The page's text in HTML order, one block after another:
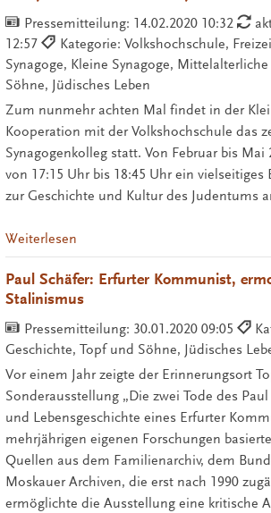
Pressemitteilung: 14.02.2020 10:32
12:57
Kategorie: Volkshochschule,
Synagoge, Kleine Synagoge,
Söhne, Jüdisches Leben
Zum nunmehr achten Mal findet in der
Kooperation mit der Volkshochschule das
Synagogenkolleg statt. Von Februar bis Mai
von 17:15 Uhr bis 18:45 Uhr ein
zur Geschichte und Kultur des Judentums
Weiterlesen
Paul Schäfer: Erfurter Kommunist,
Stalinismus
Pressemitteilung: 30.01.2020 09:05
Geschichte, Topf und Söhne, Jüdisches
Vor einem Jahr zeigte der Erinnerungsort
Sonderausstellung „Die zwei Tode des Paul
und Lebensgeschichte eines Erfurter
mehrjährigen eigenen Forschungen
Quellen aus dem Familienarchiv, dem
Moskauer Archiven, die erst nach 1990
ermöglichte die Ausstellung eine kritische